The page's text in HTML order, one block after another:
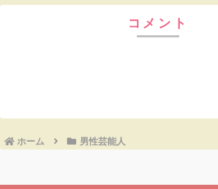
コメント
ホーム 男性芸能人